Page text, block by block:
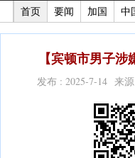
首页
要闻 加国 中
【宾顿市男子
发布 : 2025-7-14 来